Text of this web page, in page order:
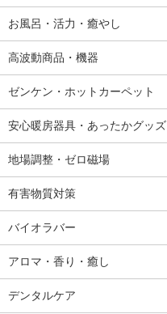
お風呂・活力・癒やし
高波動商品・機器
ゼンケン・ホットカーペット
安心暖房器具・あったかグッズ
地場調整・ゼロ磁場
有害物質対策
バイオラバー
アロマ・香り・癒し
デンタルケア